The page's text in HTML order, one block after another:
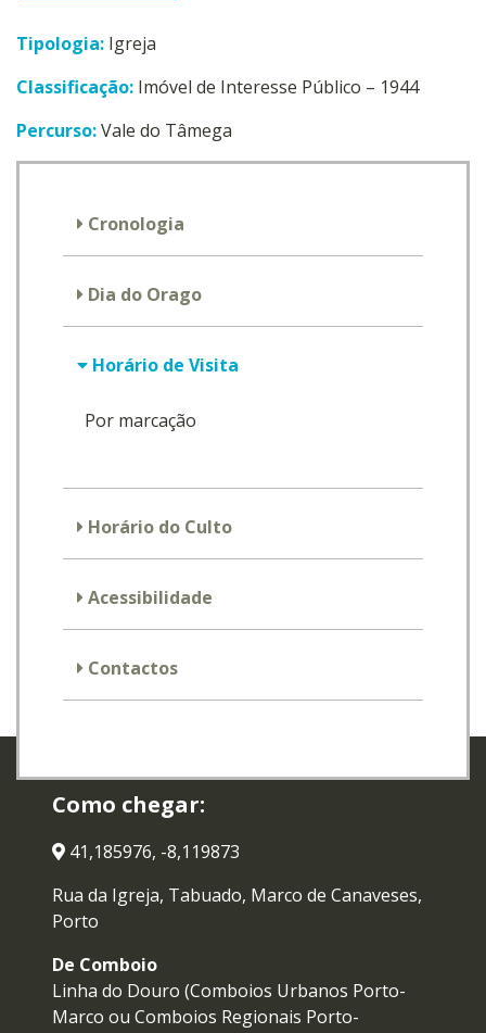
Tipologia: Igreja
Classificação: Imóvel de Interesse Público – 1944
Percurso:Vale do Tâmega
Cronologia
Dia do Orago
Horário de Visita
Por marcação
Horário do Culto
Acessibilidade
Contactos
Como chegar:
41,185976, -8,119873
Rua da Igreja, Tabuado, Marco de Canaveses,
Porto
De Comboio
Linha do Douro (Comboios Urbanos Porto-
Marco ou Comboios Regionais Porto-